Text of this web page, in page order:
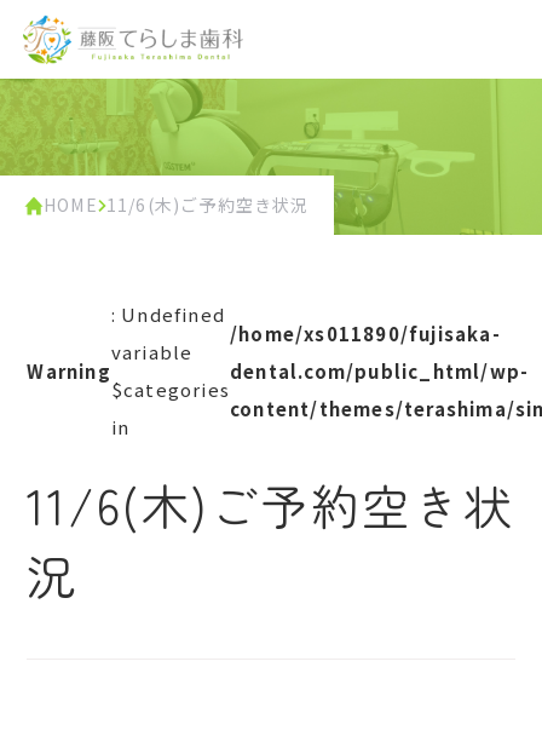
HOME 11/6(木)ご予約空き状況
Warning
: Undefined
variable
$categories
in
/home/xs011890/fujisaka-
dental.com/public_html/wp-
content/themes/terashima/
11/6(木)ご予約空き状
況